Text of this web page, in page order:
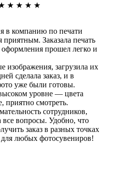
★ ★ ★ ★
в компанию по печати
приятным. Заказала печать
прошел легко и
изображения, загрузила их
сделала заказ, и в
уже были готовы.
уровне — цвета
приятно смотреть.
сотрудников,
все вопросы. Удобно, что
заказ в разных точках
любых фотосувениров!